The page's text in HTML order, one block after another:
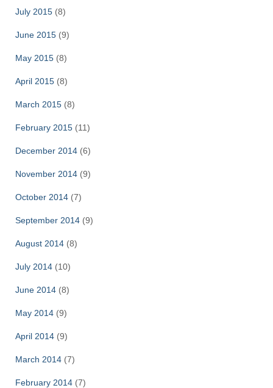
July 2015 (8)
June 2015 (9)
May 2015 (8)
April 2015 (8)
March 2015 (8)
February 2015 (11)
December 2014 (6)
November 2014 (9)
October 2014 (7)
September 2014 (9)
August 2014 (8)
July 2014 (10)
June 2014 (8)
May 2014 (9)
April 2014 (9)
March 2014 (7)
February 2014 (7)